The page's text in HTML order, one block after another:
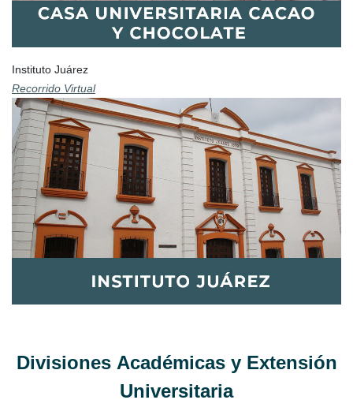
Instituto Juárez
Recorrido Virtual
Divisiones Académicas​ y Extensión
Universitaria